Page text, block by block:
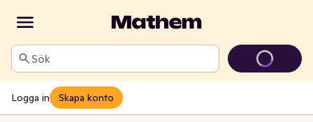
Sök
Logga in Skapa konto